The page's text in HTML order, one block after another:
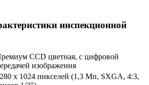
инспекционной
CCD цветная, с цифровой
изображения
х 1024 пикселей (1,3 Мп, SXGA, 4:3,